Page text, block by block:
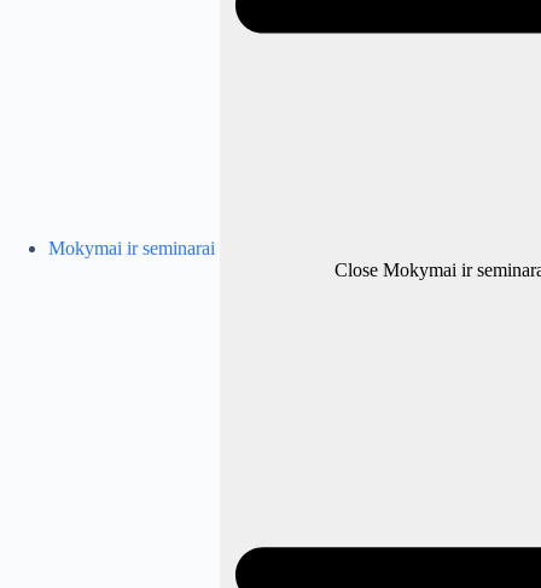
Mokymai ir seminarai
Close Mokymai ir